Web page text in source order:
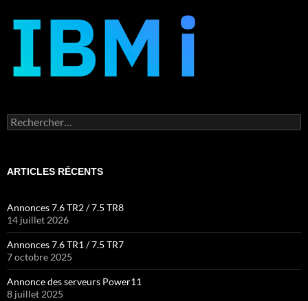
Rechercher :
ARTICLES RÉCENTS
Annonces 7.6 TR2 / 7.5 TR8
14 juillet 2026
Annonces 7.6 TR1 / 7.5 TR7
7 octobre 2025
Annonce des serveurs Power11
8 juillet 2025